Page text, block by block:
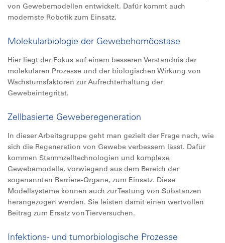
von Gewebemodellen entwickelt. Dafür kommt auch
modernste Robotik zum Einsatz.
Molekularbiologie der Gewebehomöostase
Hier liegt der Fokus auf einem besseren Verständnis der
molekularen Prozesse und der biologischen Wirkung von
Wachstumsfaktoren zur Aufrechterhaltung der
Gewebeintegrität.
Zellbasierte Geweberegeneration
In dieser Arbeitsgruppe geht man gezielt der Frage nach, wie
sich die Regeneration von Gewebe verbessern lässt. Dafür
kommen Stammzelltechnologien und komplexe
Gewebemodelle, vorwiegend aus dem Bereich der
sogenannten Barriere-Organe, zum Einsatz. Diese
Modellsysteme können auch zur Testung von Substanzen
herangezogen werden. Sie leisten damit einen wertvollen
Beitrag zum Ersatz von Tierversuchen.
Infektions- und tumorbiologische Prozesse